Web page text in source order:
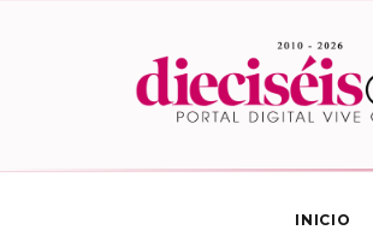
INICIO